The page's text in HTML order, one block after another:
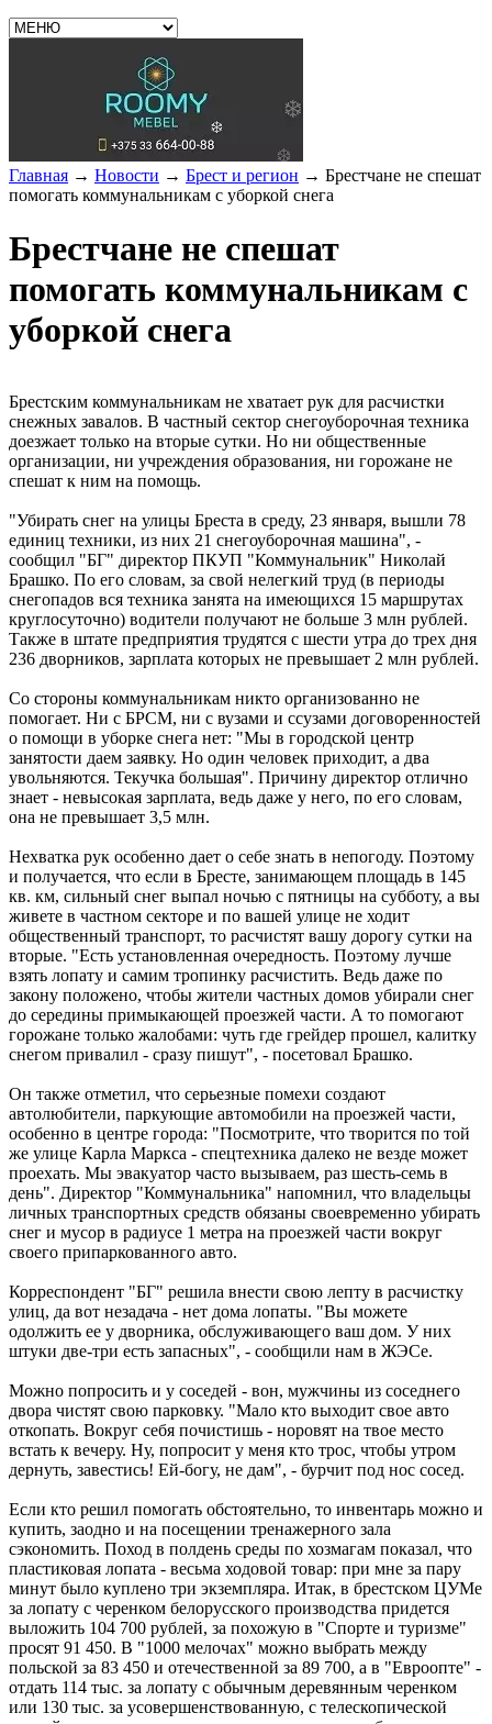
Главная → Новости → Брест и регион → Брестчане не спешат
помогать коммунальникам с уборкой снега
Брестчане не спешат
помогать коммунальникам с
уборкой снега
Брестским коммунальникам не хватает рук для расчистки
снежных завалов. В частный сектор снегоуборочная техника
доезжает только на вторые сутки. Но ни общественные
организации, ни учреждения образования, ни горожане не
спешат к ним на помощь.
"Убирать снег на улицы Бреста в среду, 23 января, вышли 78
единиц техники, из них 21 снегоуборочная машина", -
сообщил "БГ" директор ПКУП "Коммунальник" Николай
Брашко. По его словам, за свой нелегкий труд (в периоды
снегопадов вся техника занята на имеющихся 15 маршрутах
круглосуточно) водители получают не больше 3 млн рублей.
Также в штате предприятия трудятся с шести утра до трех дня
236 дворников, зарплата которых не превышает 2 млн рублей.
Со стороны коммунальникам никто организованно не
помогает. Ни с БРСМ, ни с вузами и ссузами договоренностей
о помощи в уборке снега нет: "Мы в городской центр
занятости даем заявку. Но один человек приходит, а два
увольняются. Текучка большая". Причину директор отлично
знает - невысокая зарплата, ведь даже у него, по его словам,
она не превышает 3,5 млн.
Нехватка рук особенно дает о себе знать в непогоду. Поэтому
и получается, что если в Бресте, занимающем площадь в 145
кв. км, сильный снег выпал ночью с пятницы на субботу, а вы
живете в частном секторе и по вашей улице не ходит
общественный транспорт, то расчистят вашу дорогу сутки на
вторые. "Есть установленная очередность. Поэтому лучше
взять лопату и самим тропинку расчистить. Ведь даже по
закону положено, чтобы жители частных домов убирали снег
до середины примыкающей проезжей части. А то помогают
горожане только жалобами: чуть где грейдер прошел, калитку
снегом привалил - сразу пишут", - посетовал Брашко.
Он также отметил, что серьезные помехи создают
автолюбители, паркующие автомобили на проезжей части,
особенно в центре города: "Посмотрите, что творится по той
же улице Карла Маркса - спецтехника далеко не везде может
проехать. Мы эвакуатор часто вызываем, раз шесть-семь в
день". Директор "Коммунальника" напомнил, что владельцы
личных транспортных средств обязаны своевременно убирать
снег и мусор в радиусе 1 метра на проезжей части вокруг
своего припаркованного авто.
Корреспондент "БГ" решила внести свою лепту в расчистку
улиц, да вот незадача - нет дома лопаты. "Вы можете
одолжить ее у дворника, обслуживающего ваш дом. У них
штуки две-три есть запасных", - сообщили нам в ЖЭСе.
Можно попросить и у соседей - вон, мужчины из соседнего
двора чистят свою парковку. "Мало кто выходит свое авто
откопать. Вокруг себя почистишь - норовят на твое место
встать к вечеру. Ну, попросит у меня кто трос, чтобы утром
дернуть, завестись! Ей-богу, не дам", - бурчит под нос сосед.
Если кто решил помогать обстоятельно, то инвентарь можно и
купить, заодно и на посещении тренажерного зала
сэкономить. Поход в полдень среды по хозмагам показал, что
пластиковая лопата - весьма ходовой товар: при мне за пару
минут было куплено три экземпляра. Итак, в брестском ЦУМе
за лопату с черенком белорусского производства придется
выложить 104 700 рублей, за похожую в "Спорте и туризме"
просят 91 450. В "1000 мелочах" можно выбрать между
польской за 83 450 и отечественной за 89 700, а в "Евроопте" -
отдать 114 тыс. за лопату с обычным деревянным черенком
или 130 тыс. за усовершенствованную, с телескопической